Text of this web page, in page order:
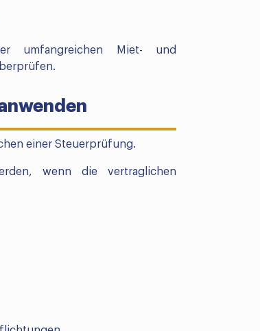
umfangreichen Miet- und
einer Steuerprüfung.
wenn die vertraglichen